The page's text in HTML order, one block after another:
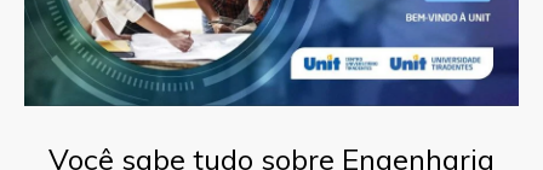
Você sabe tudo sobre Engenharia